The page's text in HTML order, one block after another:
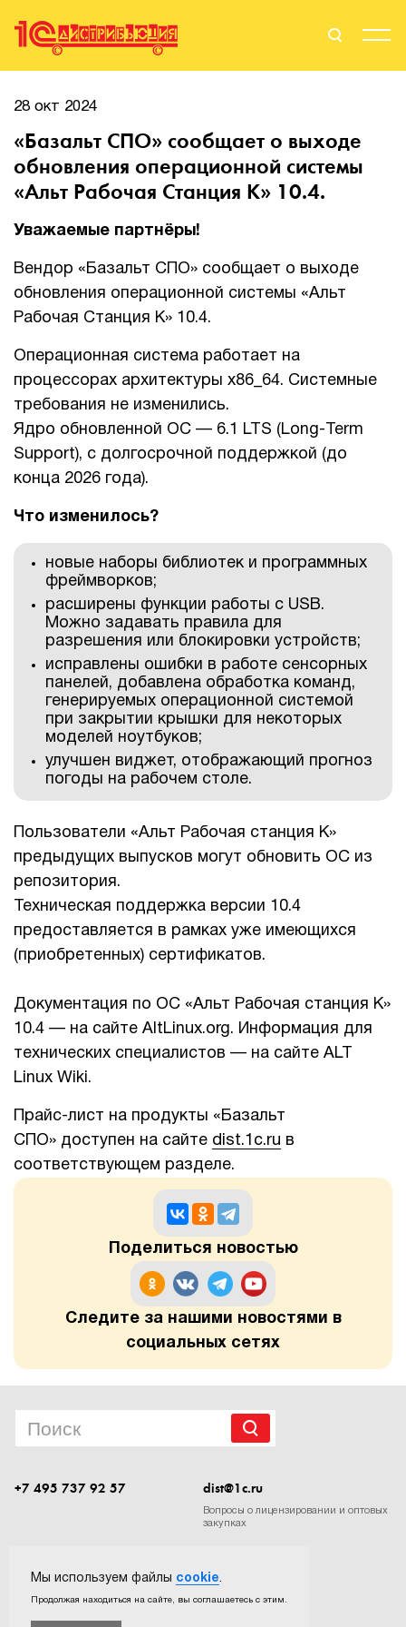
Поиск
Стать Партнером
О нас
Вендоры
Партнерам
События
Сервисы для партнеров
1Cофт
28 окт 2024
«Базальт СПО» сообщает о выходе
обновления операционной системы
«Альт Рабочая Станция К» 10.4.
Уважаемые партнёры!
Вендор «Базальт СПО» сообщает о выходе
обновления операционной системы «Альт
Рабочая Станция К» 10.4.
Операционная система работает на
процессорах архитектуры х86_64. Системные
требования не изменились.
Ядро обновленной ОС — 6.1 LTS (Long-Term
Support), с долгосрочной поддержкой (до
конца 2026 года).
Что изменилось?
новые наборы библиотек и программных
фреймворков;
расширены функции работы с USB.
Можно задавать правила для
разрешения или блокировки устройств;
исправлены ошибки в работе сенсорных
панелей, добавлена обработка команд,
генерируемых операционной системой
при закрытии крышки для некоторых
моделей ноутбуков;
улучшен виджет, отображающий прогноз
погоды на рабочем столе.
Пользователи «Альт Рабочая станция К»
предыдущих выпусков могут обновить ОС из
репозитория.
Техническая поддержка версии 10.4
предоставляется в рамках уже имеющихся
(приобретенных) сертификатов.
Документация по ОС «Альт Рабочая станция К»
10.4 — на сайте AltLinux.org. Информация для
технических специалистов — на сайте ALT
Linux Wiki.
Прайс-лист на продукты «Базальт
СПО» доступен на сайте dist.1c.ru в
соответствующем разделе.
Поделиться новостью
Следите за нашими новостями в
социальных сетях
+7 495 737 92 57 dist@1c.ru
Вопросы о лицензировании и оптовых
закупках
Мы используем файлы cookie.
Продолжая находиться на сайте, вы соглашаетесь с этим.